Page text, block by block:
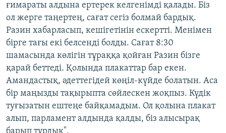
ғимараты алдына ертерек келгенімді қалады. Біз
ол жерге таңертең, сағат сегіз болмай бардық.
Разин хабарласып, кешігетінін ескертті. Менімен
бірге тағы екі белсенді болды. Сағат 8:30
шамасында көлігін тұраққа қойған Разин бізге
қарай беттеді. Қолында плакаттар бар екен.
Амандастық, әдеттегідей көңіл-күйде болатын. Аса
бір маңызды тақырыпта сөйлескен жоқпыз. Күдік
туғызатын ештеңе байқамадым. Ол қолына плакат
алып, парламент алдында қалды, біз алысырақ